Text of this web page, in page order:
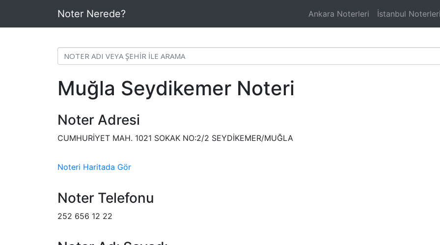
Noter Nerede? Ankara Noterleri İstanbul Noterleri
Muğla Seydikemer Noteri
Noter Adresi
CUMHURİYET MAH. 1021 SOKAK NO:2/2 SEYDİKEMER/MUĞLA
Noteri Haritada Gör
Noter Telefonu
252 656 12 22